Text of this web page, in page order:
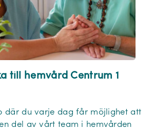
till hemvård Centrum 1
där du varje dag får möjlighet att
del av vårt team i hemvården